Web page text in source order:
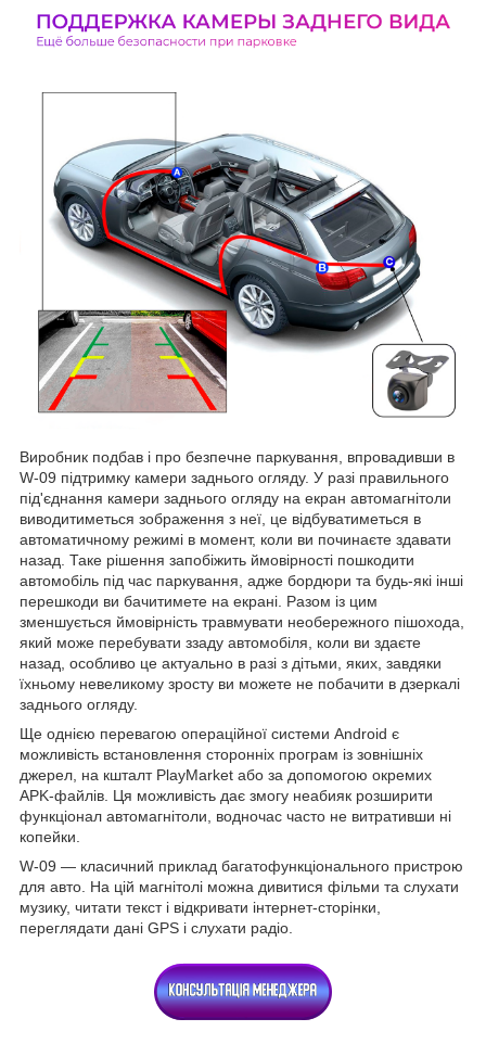
Виробник подбав і про безпечне паркування, впровадивши в
W-09 підтримку камери заднього огляду. У разі правильного
під'єднання камери заднього огляду на екран автомагнітоли
виводитиметься зображення з неї, це відбуватиметься в
автоматичному режимі в момент, коли ви починаєте здавати
назад. Таке рішення запобіжить ймовірності пошкодити
автомобіль під час паркування, адже бордюри та будь-які інші
перешкоди ви бачитимете на екрані. Разом із цим
зменшується ймовірність травмувати необережного пішохода,
який може перебувати ззаду автомобіля, коли ви здаєте
назад, особливо це актуально в разі з дітьми, яких, завдяки
їхньому невеликому зросту ви можете не побачити в дзеркалі
заднього огляду.
Ще однією перевагою операційної системи Android є
можливість встановлення сторонніх програм із зовнішніх
джерел, на кшталт PlayMarket або за допомогою окремих
APK-файлів. Ця можливість дає змогу неабияк розширити
функціонал автомагнітоли, водночас часто не витративши ні
копейки.
W-09 — класичний приклад багатофункціонального пристрою
для авто. На цій магнітолі можна дивитися фільми та слухати
музику, читати текст і відкривати інтернет-сторінки,
переглядати дані GPS і слухати радіо.